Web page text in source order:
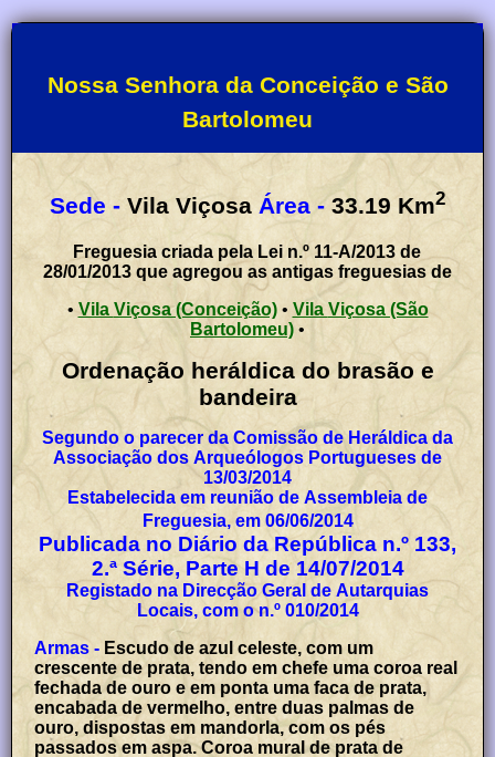
Nossa Senhora da Conceição e São
Bartolomeu
Sede - Vila Viçosa Área - 33.19 Km2
Freguesia criada pela Lei n.º 11-A/2013 de
28/01/2013 que agregou as antigas freguesias de
•
Vila Viçosa (Conceição)• Vila Viçosa (São
Bartolomeu) •
Ordenação heráldica do brasão e
bandeira
Segundo o parecer da Comissão de Heráldica da
Associação dos Arqueólogos Portugueses de
13/03/2014
Estabelecida em reunião de Assembleia de
Freguesia, em 06/06/2014
Publicada no Diário da República n.º 133,
2.ª Série, Parte H de 14/07/2014
Registado na Direcção Geral de Autarquias
Locais, com o n.º 010/2014
Armas - Escudo de azul celeste, com um
crescente de prata, tendo em chefe uma coroa real
fechada de ouro e em ponta uma faca de prata,
encabada de vermelho, entre duas palmas de
ouro, dispostas em mandorla, com os pés
passados em aspa. Coroa mural de prata de